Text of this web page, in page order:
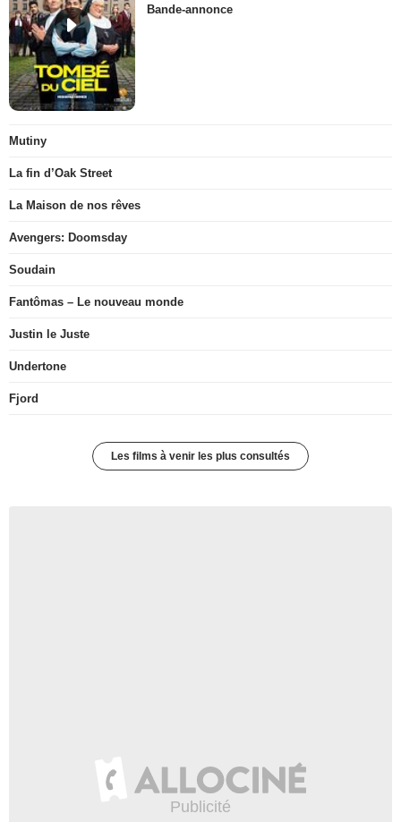
Bande-annonce
Mutiny
La fin d’Oak Street
La Maison de nos rêves
Avengers: Doomsday
Soudain
Fantômas – Le nouveau monde
Justin le Juste
Undertone
Fjord
Les films à venir les plus consultés